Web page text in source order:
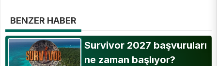
BENZER HABER
Survivor 2027 başvuruları
ne zaman başlıyor?